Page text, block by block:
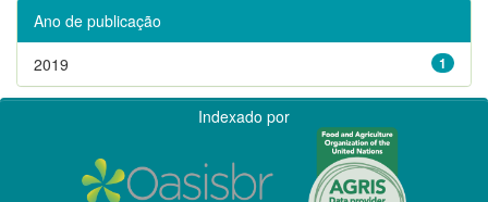
Ano de publicação
1
2019
Indexado por